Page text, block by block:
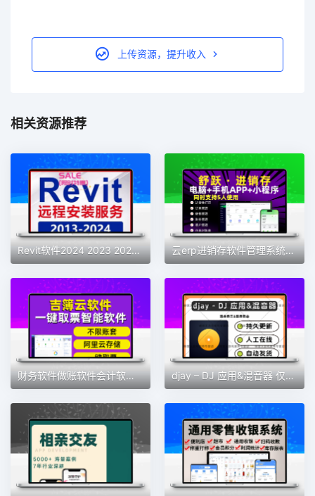
上传资源，提升收入
相关资源推荐
Revit软件2024 2023 2022 2021 2019 2018 2016BIM安装族库远程包 云erp进销存软件管理系统仓库库存管理系统送货单管理系统永久
财务软件做账软件会计软件记账软件财务系统会计神器新款财务软件 djay – DJ 应用&混音器 仅支持MAC 软件素材